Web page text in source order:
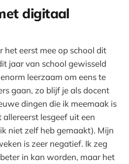
digitaal
het eerst mee op school dit
jaar van school gewisseld
leerzaam om eens te
gaan, zo blijf je als docent
dingen die ik meemaak is
lesgeef uit een
niet zelf heb gemaakt). Mijn
is zeer negatief. Ik zeg
in kan worden, maar het